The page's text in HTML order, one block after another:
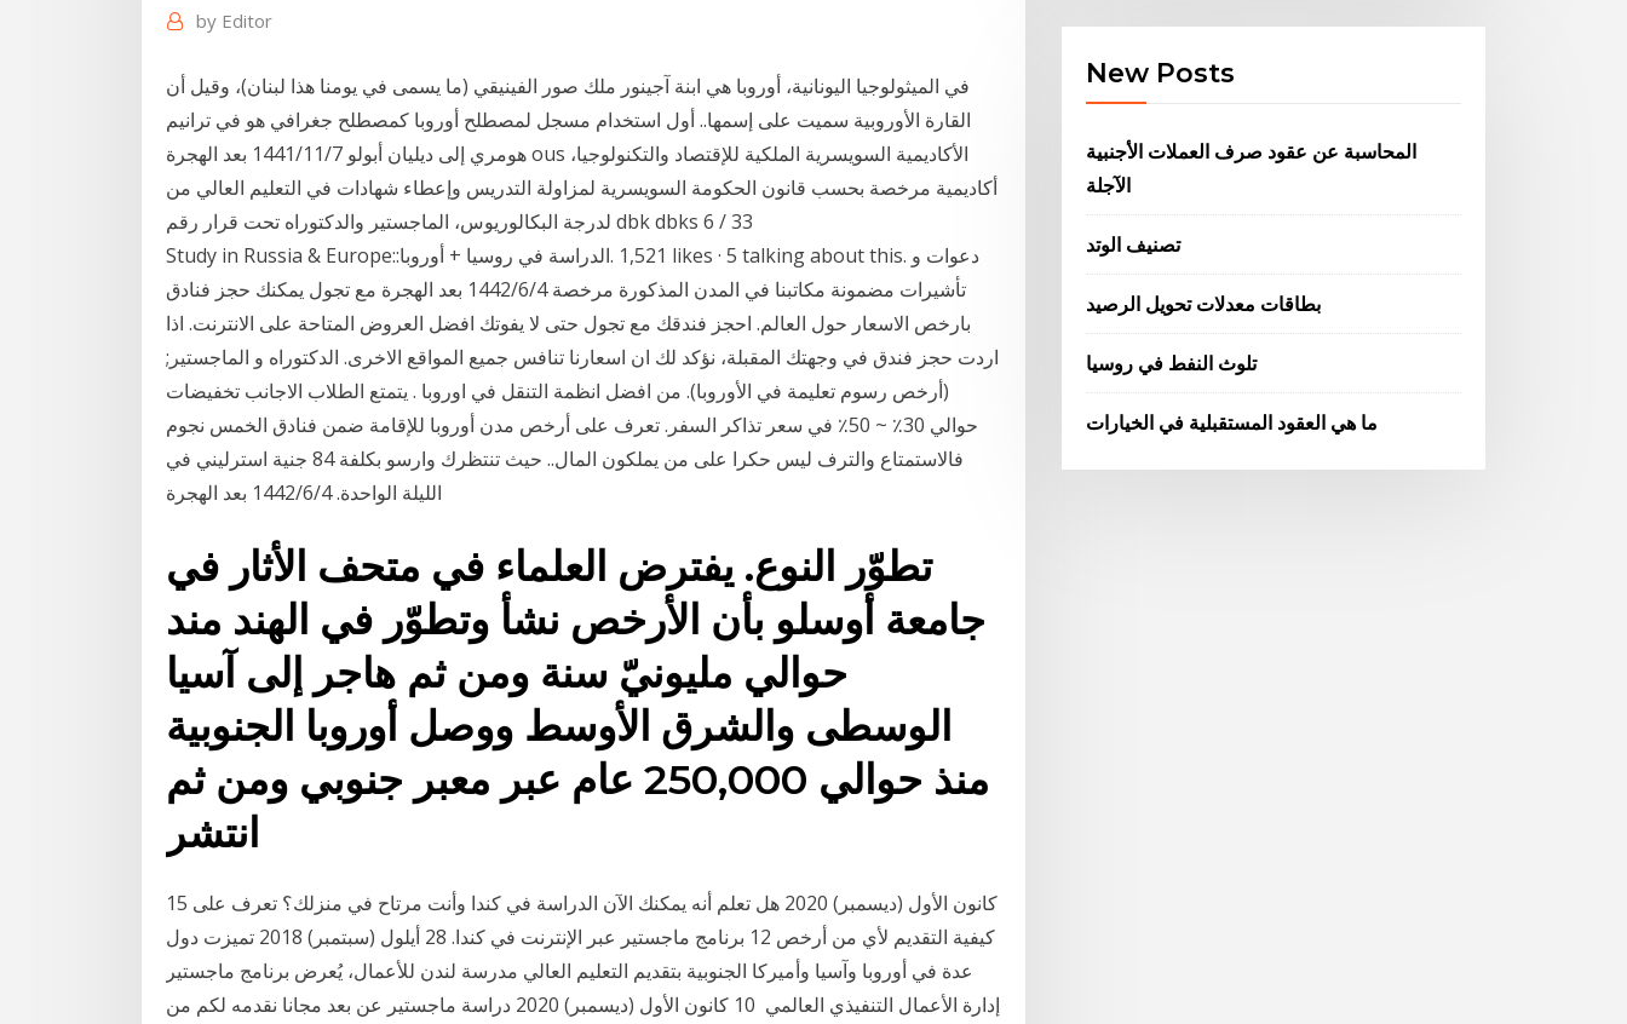
by Editor
في الميثولوجيا اليونانية، أوروبا هي ابنة آجينور ملك صور الفينيقي (ما يسمى في يومنا هذا لبنان)، وقيل أن
القارة الأوروبية سميت على إسمها.. أول استخدام مسجل لمصطلح أوروبا كمصطلح جغرافي هو في ترانيم
هومري إلى ديليان أبولو 7‏‏/11‏‏/1441 بعد الهجرة ous الأكاديمية السويسرية الملكية للإقتصاد والتكنولوجيا،
أكاديمية مرخصة بحسب قانون الحكومة السويسرية لمزاولة التدريس وإعطاء شهادات في التعليم العالي من
لدرجة البكالوريوس، الماجستير والدكتوراه تحت قرار رقم dbk dbks 6 / 33
‎Study in Russia & Europe::الدراسة في روسيا + أوروبا‎. 1,521 likes · 5 talking about this. ‎دعوات و
تأشيرات مضمونة مكاتبنا في المدن المذكورة مرخصة 4‏‏/6‏‏/1442 بعد الهجرة مع تجول يمكنك حجز فنادق
بارخص الاسعار حول العالم. احجز فندقك مع تجول حتى لا يفوتك افضل العروض المتاحة على الانترنت. اذا
اردت حجز فندق في وجهتك المقبلة، نؤكد لك ان اسعارنا تنافس جميع المواقع الاخرى. الدكتوراه و الماجستير;
(أرخص رسوم تعليمة في الأوروبا). من افضل انظمة التنقل في اوروبا . يتمتع الطلاب الاجانب تخفيضات
حوالي 30٪ ~ 50٪ في سعر تذاكر السفر. تعرف على أرخص مدن أوروبا للإقامة ضمن فنادق الخمس نجوم
فالاستمتاع والترف ليس حكرا على من يملكون المال.. حيث تنتظرك وارسو بكلفة 84 جنية استرليني في
الليلة الواحدة. 4‏‏/6‏‏/1442 بعد الهجرة
تطوّر النوع. يفترض العلماء في متحف الأثار في
جامعة أوسلو بأن الأرخص نشأ وتطوّر في الهند مند
حوالي مليونيّ سنة ومن ثم هاجر إلى آسيا
الوسطى والشرق الأوسط ووصل أوروبا الجنوبية
منذ حوالي 250,000 عام عبر معبر جنوبي ومن ثم
انتشر
15 كانون الأول (ديسمبر) 2020 هل تعلم أنه يمكنك الآن الدراسة في كندا وأنت مرتاح في منزلك؟ تعرف على
كيفية التقديم لأي من أرخص 12 برنامج ماجستير عبر الإنترنت في كندا. 28 أيلول (سبتمبر) 2018 تميزت دول
عدة في أوروبا وآسيا وأميركا الجنوبية بتقديم التعليم العالي مدرسة لندن للأعمال، يُعرض برنامج ماجستير
إدارة الأعمال التنفيذي العالمي 10 كانون الأول (ديسمبر) 2020 دراسة ماجستير عن بعد مجانا نقدمه لكم من
New Posts
المحاسبة عن عقود صرف العملات الأجنبية
الآجلة
تصنيف الوتد
بطاقات معدلات تحويل الرصيد
تلوث النفط في روسيا
ما هي العقود المستقبلية في الخيارات